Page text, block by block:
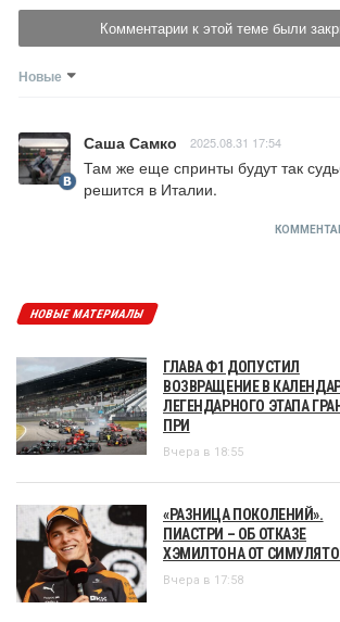
Комментарии к этой теме были
Новые
Саша Самко 2025.08.31 17:54
Там же еще спринты будут так
решится в Италии.
НОВЫЕ МАТЕРИАЛЫ
ГЛАВА Ф1 ДОПУСТИЛ
ВОЗВРАЩЕНИЕ В
ЛЕГЕНДАРНОГО ЭТАПА ГРАН
ПРИ
Вчера в 18:55
«РАЗНИЦА ПОКОЛЕНИЙ».
ПИАСТРИ – ОБ ОТКАЗЕ
ХЭМИЛТОНА ОТ
Вчера в 17:58